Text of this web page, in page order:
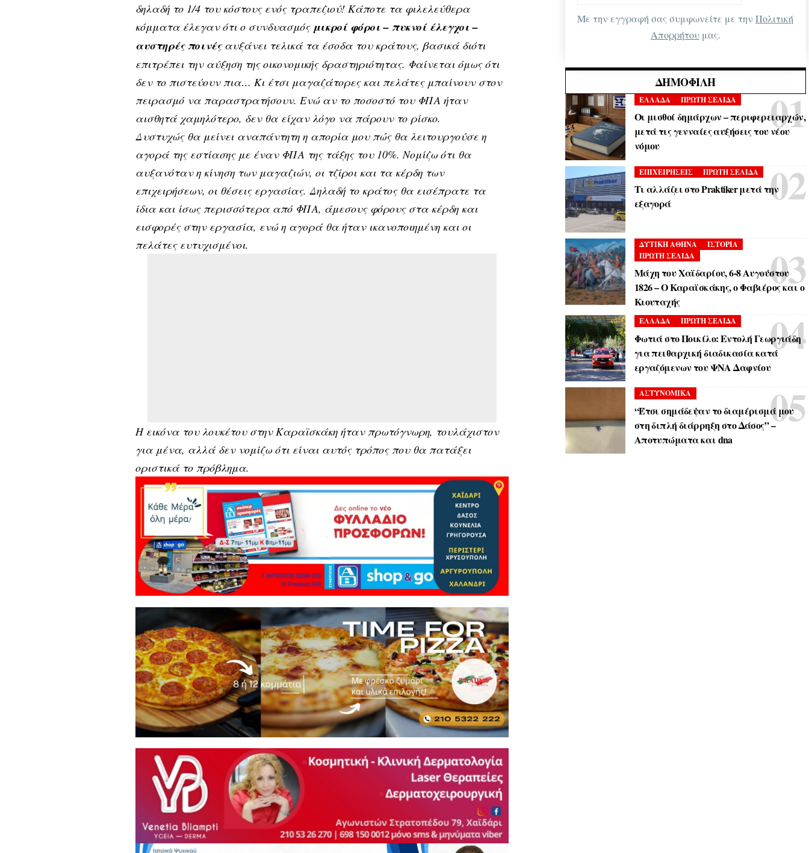
δηλαδή το 1/4 του κόστους ενός τραπεζιού! Κάποτε τα φιλελεύθερα
κόμματα έλεγαν ότι ο συνδυασμός μικροί φόροι – πυκνοί έλεγχοι –
αυστηρές ποινέςαυξάνει τελικά τα έσοδα του κράτους, βασικά διότι
επιτρέπει την αύξηση της οικονομικής δραστηριότητας. Φαίνεται όμως ότι
δεν το πιστεύουν πια… Κι έτσι μαγαζάτορες και πελάτες μπαίνουν στον
πειρασμό να παραστρατήσουν. Ενώ αν το ποσοστό του ΦΠΑ ήταν
αισθητά χαμηλότερο, δεν θα είχαν λόγο να πάρουν το ρίσκο.
Δυστυχώς θα μείνει αναπάντητη η απορία μου πώς θα λειτουργούσε η
αγορά της εστίασης με έναν ΦΠΑ της τάξης του 10%. Νομίζω ότι θα
αυξανόταν η κίνηση των μαγαζιών, οι τζίροι και τα κέρδη των
επιχειρήσεων, οι θέσεις εργασίας. Δηλαδή το κράτος θα εισέπρατε τα
ίδια και ίσως περισσότερα από ΦΠΑ, άμεσους φόρους στα κέρδη και
εισφορές στην εργασία, ενώ η αγορά θα ήταν ικανοποιημένη και οι
πελάτες ευτυχισμένοι.
Η εικόνα του λουκέτου στην Καραϊσκάκη ήταν πρωτόγνωρη, τουλάχιστον
για μένα, αλλά δεν νομίζω ότι είναι αυτός τρόπος που θα πατάξει
οριστικά το πρόβλημα.
Με την εγγραφή σας συμφωνείτε με τηνΠολιτική
Απορρήτουμας.
ΔΗΜΟΦΙΛΉ
ΕΛΛΑΔΑ ΠΡΩΤΗ ΣΕΛΙΔΑ
Οι μισθοί δημάρχων – περιφερειαρχών,
μετά τις γενναίες αυξήσεις του νέου
νόμου
ΕΠΙΧΕΙΡΗΣΕΙΣ ΠΡΩΤΗ ΣΕΛΙΔΑ
Τι αλλάζει στο Praktiker μετά την
εξαγορά
ΔΥΤΙΚΗ ΑΘΗΝΑ
ΙΣΤΟΡΙΑ
ΠΡΩΤΗ ΣΕΛΙΔΑ
Μάχη του Χαϊδαρίου, 6-8 Αυγούστου
1826 – Ο Καραϊσκάκης, ο Φαβιέρος και ο
Κιουταχής
ΕΛΛΑΔΑ ΠΡΩΤΗ ΣΕΛΙΔΑ
Φωτιά στο Ποικίλο: Εντολή Γεωργιάδη
για πειθαρχική διαδικασία κατά
εργαζόμενων του ΨΝΑ Δαφνίου
ΑΣΤΥΝΟΜΙΚΑ
“Έτσι σημάδεψαν το διαμέρισμά μου
στη διπλή διάρρηξη στο Δάσος” –
Αποτυπώματα και dna